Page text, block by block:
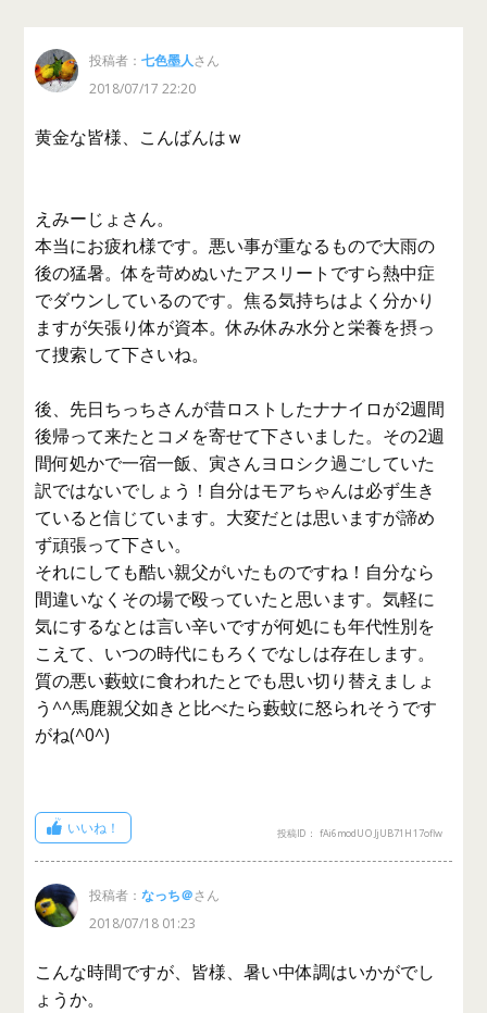
投稿者：七色墨人さん
2018/07/17 22:20
黄金な皆様、こんばんはｗ
えみーじょさん。
本当にお疲れ様です。悪い事が重なるもので大雨の
後の猛暑。体を苛めぬいたアスリートですら熱中症
でダウンしているのです。焦る気持ちはよく分かり
ますが矢張り体が資本。休み休み水分と栄養を摂っ
て捜索して下さいね。
後、先日ちっちさんが昔ロストしたナナイロが2週間
後帰って来たとコメを寄せて下さいました。その2週
間何処かで一宿一飯、寅さんヨロシク過ごしていた
訳ではないでしょう！自分はモアちゃんは必ず生き
ていると信じています。大変だとは思いますが諦め
ず頑張って下さい。
それにしても酷い親父がいたものですね！自分なら
間違いなくその場で殴っていたと思います。気軽に
気にするなとは言い辛いですが何処にも年代性別を
こえて、いつの時代にもろくでなしは存在します。
質の悪い藪蚊に食われたとでも思い切り替えましょ
う^^馬鹿親父如きと比べたら藪蚊に怒られそうです
がね(^0^)
いいね！ 投稿ID： fAi6modUOJjUB71H17oflw
投稿者：なっち＠さん
2018/07/18 01:23
こんな時間ですが、皆様、暑い中体調はいかがでし
ょうか。